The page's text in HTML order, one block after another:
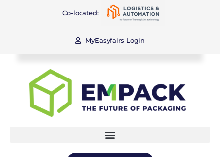
Co-located:
MyEasyfairs Login